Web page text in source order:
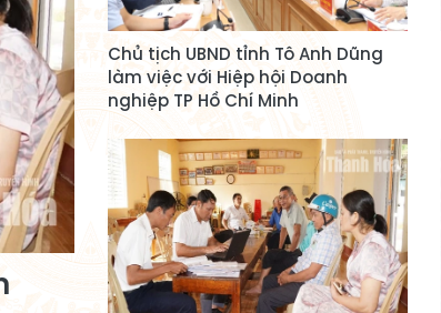
Chủ tịch UBND tỉnh Tô Anh Dũng
làm việc với Hiệp hội Doanh
nghiệp TP Hồ Chí Minh